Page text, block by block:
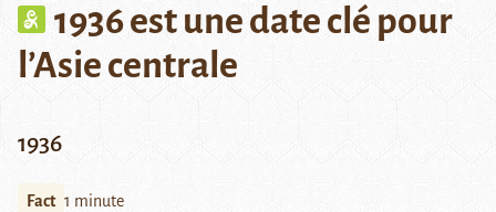
1936 est une date clé pour
l’Asie centrale
1936
Fact 1 minute